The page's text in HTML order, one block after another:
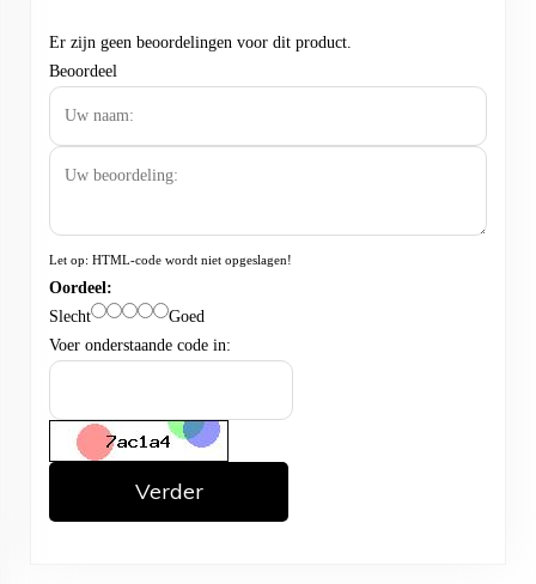
Er zijn geen beoordelingen voor dit product.
Beoordeel
Let op: HTML-code wordt niet opgeslagen!
Oordeel:
Slecht
Goed
Voer onderstaande code in:
Verder